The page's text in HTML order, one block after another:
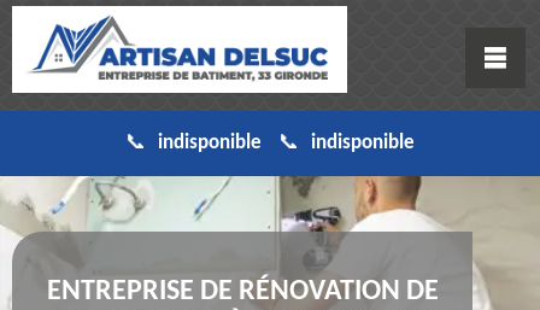
indisponible indisponible
ENTREPRISE DE RÉNOVATION DE